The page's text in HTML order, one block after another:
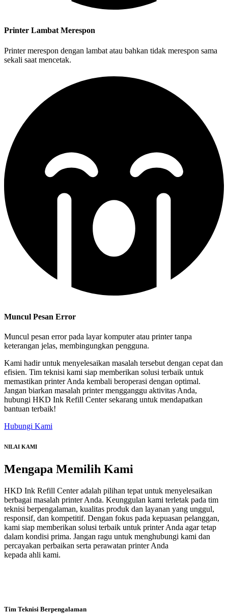
Printer Lambat Merespon
Printer merespon dengan lambat atau bahkan tidak merespon sama
sekali saat mencetak.
Muncul Pesan Error
Muncul pesan error pada layar komputer atau printer tanpa
keterangan jelas, membingungkan pengguna.
Kami hadir untuk menyelesaikan masalah tersebut dengan cepat dan
efisien. Tim teknisi kami siap memberikan solusi terbaik untuk
memastikan printer Anda kembali beroperasi dengan optimal.
Jangan biarkan masalah printer mengganggu aktivitas Anda,
hubungi HKD Ink Refill Center sekarang untuk mendapatkan
bantuan terbaik!
Hubungi Kami
NILAI KAMI
Mengapa Memilih Kami
HKD Ink Refill Center adalah pilihan tepat untuk menyelesaikan
berbagai masalah printer Anda. Keunggulan kami terletak pada tim
teknisi berpengalaman, kualitas produk dan layanan yang unggul,
responsif, dan kompetitif. Dengan fokus pada kepuasan pelanggan,
kami siap memberikan solusi terbaik untuk printer Anda agar tetap
dalam kondisi prima. Jangan ragu untuk menghubungi kami dan
percayakan perbaikan serta perawatan printer Anda
kepada ahli kami.
Tim Teknisi Berpengalaman